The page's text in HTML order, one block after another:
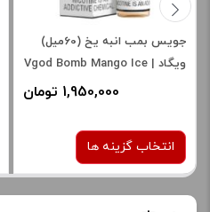
جویس بمب انبه یخ (60میل)
ویگاد | Vgod Bomb Mango Ice
1,950,000 تومان
انتخاب گزینه ها